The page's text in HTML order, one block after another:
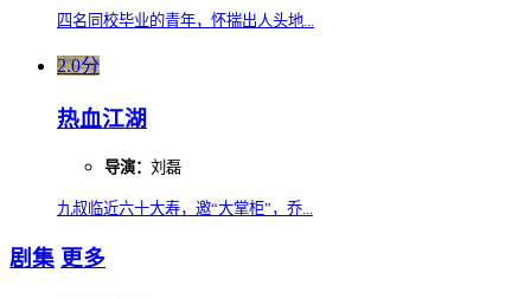
四名同校毕业的青年，怀揣出人头地...
2.0分
热血江湖
导演： 刘磊
九叔临近六十大寿，邀“大掌柜”，乔...
剧集 更多